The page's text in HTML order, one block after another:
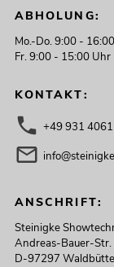
ABHOLUNG:
Mo.-Do. 9:00 -
Fr. 9:00 - 15:00 Uhr
KONTAKT:
+49 931
ANSCHRIFT:
Steinigke
Andreas-Bauer-Str.
D-97297